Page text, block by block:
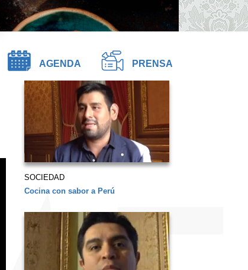
AGENDA PRENSA
SOCIEDAD
Cocina con sabor a Perú